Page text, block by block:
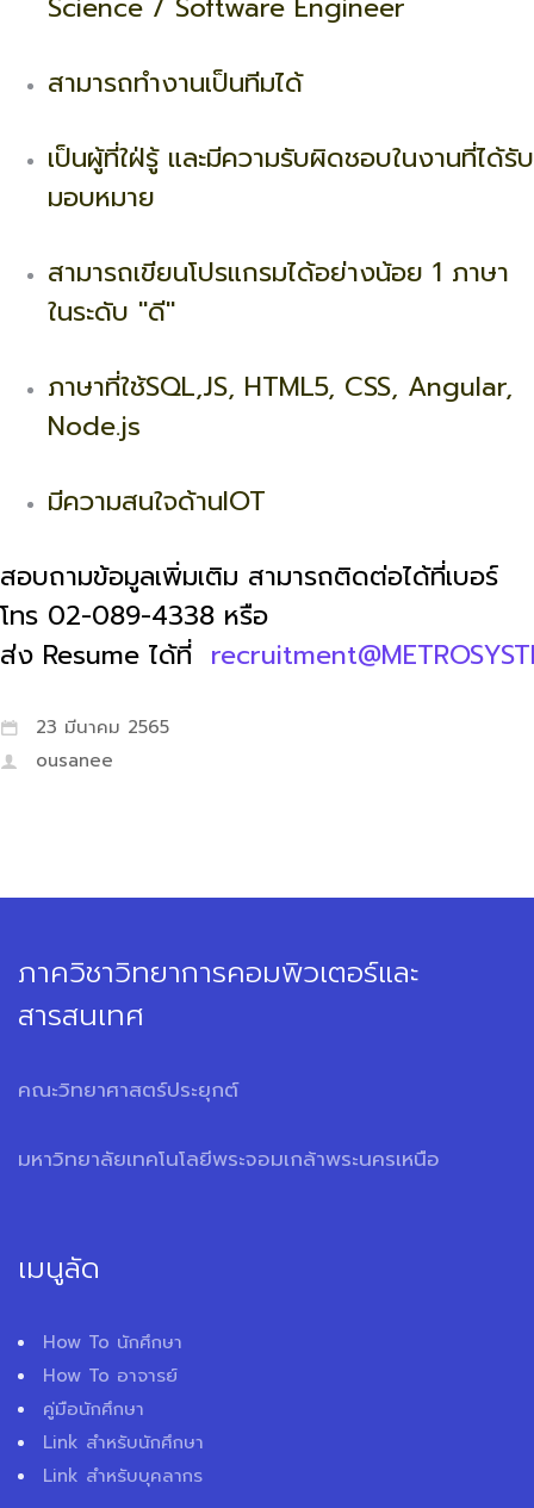
สามารถทำงานเป็นทีมได้
เป็นผู้ที่ใฝ่รู้ และมีความรับผิดชอบในงานที่ได้รับ
มอบหมาย
สามารถเขียนโปรแกรมได้อย่างน้อย 1 ภาษา
ในระดับ "ดี"
ภาษาที่ใช้SQL,JS, HTML5, CSS, Angular,
Node.js
มีความสนใจด้านIOT
สอบถามข้อมูลเพิ่มเติม สามารถติดต่อได้ที่เบอร์
โทร 02-089-4338 หรือ
ส่ง Resume ได้ที่
23 มีนาคม 2565
ousanee
ภาควิชาวิทยาการคอมพิวเตอร์และ
สารสนเทศ
คณะวิทยาศาสตร์ประยุกต์
มหาวิทยาลัยเทคโนโลยีพระจอมเกล้าพระนครเหนือ
เมนูลัด
How To นักศึกษา
How To อาจารย์
คู่มือนักศึกษา
Link สำหรับนักศึกษา
Link สำหรับบุคลากร